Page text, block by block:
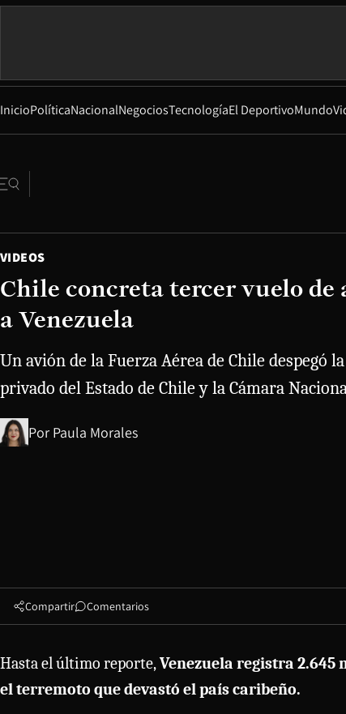
InicioPolíticaNacionalNegociosTecnologíaEl DeportivoMundo
VIDEOS
Chile concreta tercer vuelo
a Venezuela
Un avión de la Fuerza Aérea de Chile despegó
privado del Estado de Chile y la Cámara
Por Paula Morales
Compartir Comentarios
Hasta el último reporte,Venezuela registra 2.645
el terremoto que devastó el país caribeño.